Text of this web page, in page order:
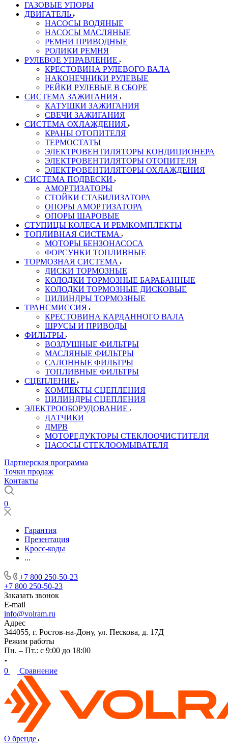
ГАЗОВЫЕ УПОРЫ
ДВИГАТЕЛЬ
НАСОСЫ ВОДЯНЫЕ
НАСОСЫ МАСЛЯНЫЕ
РЕМНИ ПРИВОДНЫЕ
РОЛИКИ РЕМНЯ
РУЛЕВОЕ УПРАВЛЕНИЕ
КРЕСТОВИНА РУЛЕВОГО ВАЛА
НАКОНЕЧНИКИ РУЛЕВЫЕ
РЕЙКИ РУЛЕВЫЕ В СБОРЕ
СИСТЕМА ЗАЖИГАНИЯ
КАТУШКИ ЗАЖИГАНИЯ
СВЕЧИ ЗАЖИГАНИЯ
СИСТЕМА ОХЛАЖДЕНИЯ
КРАНЫ ОТОПИТЕЛЯ
ТЕРМОСТАТЫ
ЭЛЕКТРОВЕНТИЛЯТОРЫ КОНДИЦИОНЕРА
ЭЛЕКТРОВЕНТИЛЯТОРЫ ОТОПИТЕЛЯ
ЭЛЕКТРОВЕНТИЛЯТОРЫ ОХЛАЖДЕНИЯ
СИСТЕМА ПОДВЕСКИ
АМОРТИЗАТОРЫ
СТОЙКИ СТАБИЛИЗАТОРА
ОПОРЫ АМОРТИЗАТОРА
ОПОРЫ ШАРОВЫЕ
СТУПИЦЫ КОЛЕСА И РЕМКОМПЛЕКТЫ
ТОПЛИВНАЯ СИСТЕМА
МОТОРЫ БЕНЗОНАСОСА
ФОРСУНКИ ТОПЛИВНЫЕ
ТОРМОЗНАЯ СИСТЕМА
ДИСКИ ТОРМОЗНЫЕ
КОЛОДКИ ТОРМОЗНЫЕ БАРАБАННЫЕ
КОЛОДКИ ТОРМОЗНЫЕ ДИСКОВЫЕ
ЦИЛИНДРЫ ТОРМОЗНЫЕ
ТРАНСМИССИЯ
КРЕСТОВИНА КАРДАННОГО ВАЛА
ШРУСЫ И ПРИВОДЫ
ФИЛЬТРЫ
ВОЗДУШНЫЕ ФИЛЬТРЫ
МАСЛЯНЫЕ ФИЛЬТРЫ
САЛОННЫЕ ФИЛЬТРЫ
ТОПЛИВНЫЕ ФИЛЬТРЫ
СЦЕПЛЕНИЕ
КОМЛЕКТЫ СЦЕПЛЕНИЯ
ЦИЛИНДРЫ СЦЕПЛЕНИЯ
ЭЛЕКТРООБОРУДОВАНИЕ
ДАТЧИКИ
ДМРВ
МОТОРЕДУКТОРЫ СТЕКЛООЧИСТИТЕЛЯ
НАСОСЫ СТЕКЛООМЫВАТЕЛЯ
Партнерская программа
Точки продаж
Контакты
0
Гарантия
Презентация
Кросс-коды
...
+7 800 250-50-23
+7 800 250-50-23
Заказать звонок
E-mail
info@volram.ru
Адрес
344055, г. Ростов-на-Дону, ул. Пескова, д. 17Д
Режим работы
Пн. – Пт.: с 9:00 до 18:00
0 Сравнение
О бренде